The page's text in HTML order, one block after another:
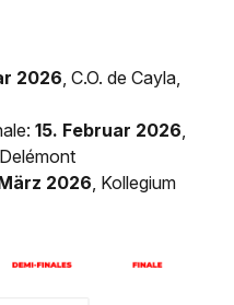
2026 , C.O. de Cayla,
15. Februar 2026
2026 , Kollegium